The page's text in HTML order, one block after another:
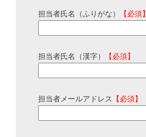
担当者氏名（ふりがな） 【必須】
担当者氏名（漢字） 【必須】
担当者メールアドレス 【必須】